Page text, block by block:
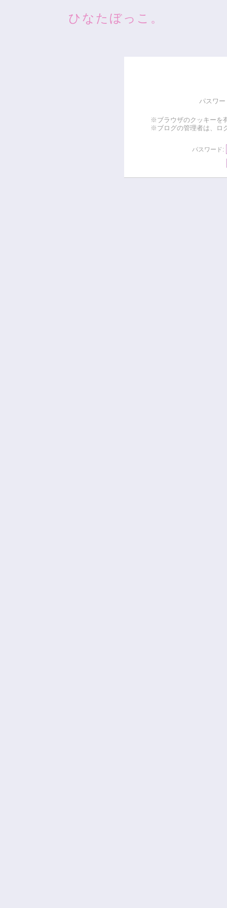
ひなたぼっこ。
パスワ
※ブラウザのクッキーを
※ブログの管理者は、ロ
パスワード: